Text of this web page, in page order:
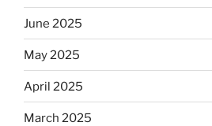
June 2025
May 2025
April 2025
March 2025